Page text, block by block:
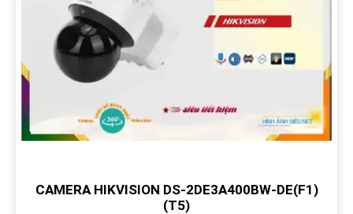
CAMERA HIKVISION DS-2DE3A400BW-DE(F1)
(T5)